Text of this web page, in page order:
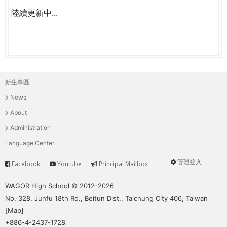
陸續更新中...
主
選
單
新生專區
News
About
Administration
Language Center
User
管理登入
Service
Facebook Youtube Principal Mailbox
WAGOR High School © 2012-2026
No. 328, Junfu 18th Rd., Beitun Dist., Taichung City 406, Taiwan
[Map]
+886-4-2437-1728